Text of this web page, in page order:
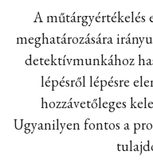
A műtárgyértékelés
meghatározására
detektívmunkához
lépésről lépésre
hozzávetőleges
Ugyanilyen fontos a